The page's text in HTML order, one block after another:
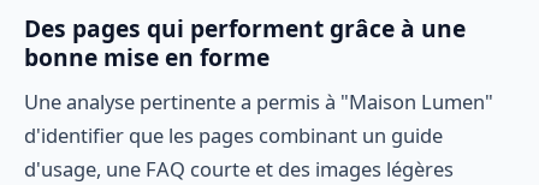
Des pages qui performent grâce à une
bonne mise en forme
Une analyse pertinente a permis à "Maison Lumen"
d'identifier que les pages combinant un guide
d'usage, une FAQ courte et des images légères